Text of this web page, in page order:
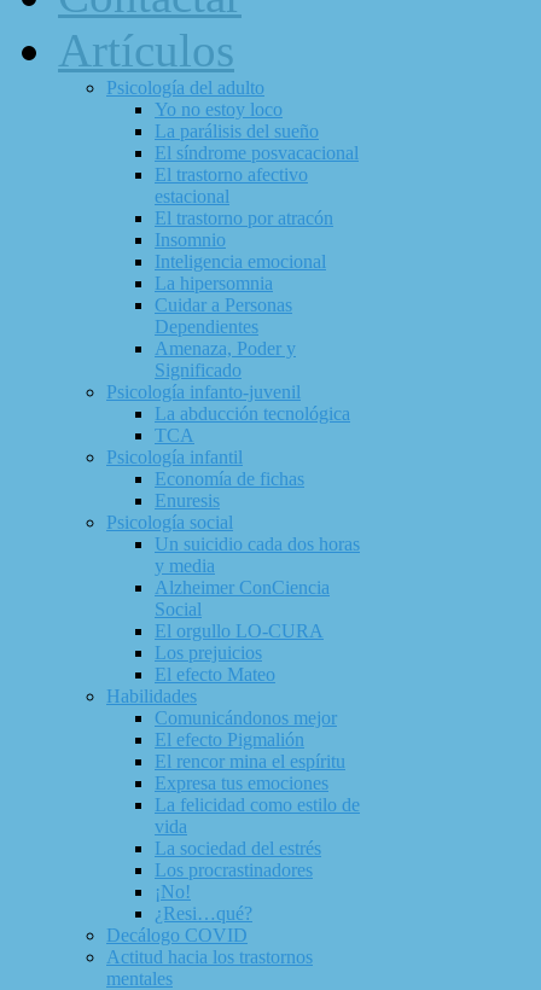
Artículos
Psicología del adulto
Yo no estoy loco
La parálisis del sueño
El síndrome posvacacional
El trastorno afectivo
estacional
El trastorno por atracón
Insomnio
Inteligencia emocional
La hipersomnia
Cuidar a Personas
Dependientes
Amenaza, Poder y
Significado
Psicología infanto-juvenil
La abducción tecnológica
TCA
Psicología infantil
Economía de fichas
Enuresis
Psicología social
Un suicidio cada dos horas
y media
Alzheimer ConCiencia
Social
El orgullo LO-CURA
Los prejuicios
El efecto Mateo
Habilidades
Comunicándonos mejor
El efecto Pigmalión
El rencor mina el espíritu
Expresa tus emociones
La felicidad como estilo de
vida
La sociedad del estrés
Los procrastinadores
¡No!
¿Resi…qué?
Decálogo COVID
Actitud hacia los trastornos
mentales